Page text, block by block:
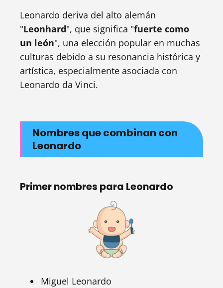
Leonardo deriva del alto alemán
"Leonhard", que significa "fuerte como
un león", una elección popular en muchas
culturas debido a su resonancia histórica y
artística, especialmente asociada con
Leonardo da Vinci.
Nombres que combinan con
Leonardo
Primer nombres para Leonardo
Miguel Leonardo